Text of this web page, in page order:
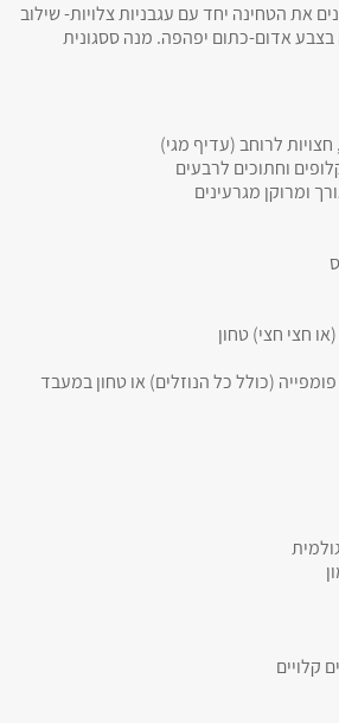
את הטחינה יחד עם עגבניות צלויות- שילוב
בצבע אדום-כתום יפהפה. מנה ססגונית
חצי חצי) טחון
(כולל כל הנוזלים) או טחון במעבד